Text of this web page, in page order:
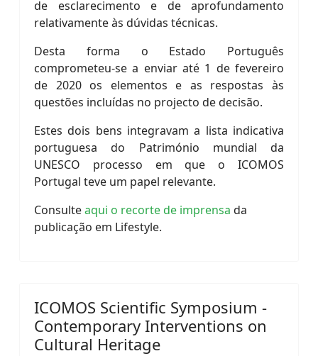
de esclarecimento e de aprofundamento
relativamente às dúvidas técnicas.
Desta forma o Estado Português
comprometeu-se a enviar até 1 de fevereiro
de 2020 os elementos e as respostas às
questões incluídas no projecto de decisão.
Estes dois bens integravam a lista indicativa
portuguesa do Património mundial da
UNESCO processo em que o ICOMOS
Portugal teve um papel relevante.
Consulteaqui o recorte de imprensa da
publicação em Lifestyle.
ICOMOS Scientific Symposium -
Contemporary Interventions on
Cultural Heritage